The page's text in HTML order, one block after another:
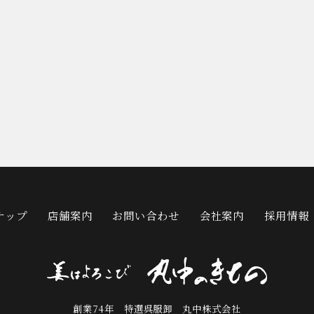
ップ 店舗案内 お問い合わせ 会社案内 採用情報
創業74年 特選呉服卸 丸中株式会社